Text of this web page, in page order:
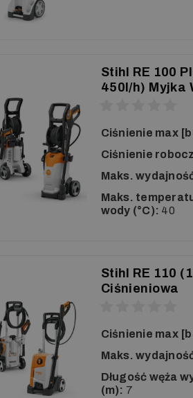
Stihl RE 100
450l/h) Myjka
Ciśnienie max
Ciśnienie
Maks.
Maks.
wody (°C): 40
Stihl RE 110
Ciśnieniowa
Ciśnienie max
Maks.
Długość węża
(m): 7